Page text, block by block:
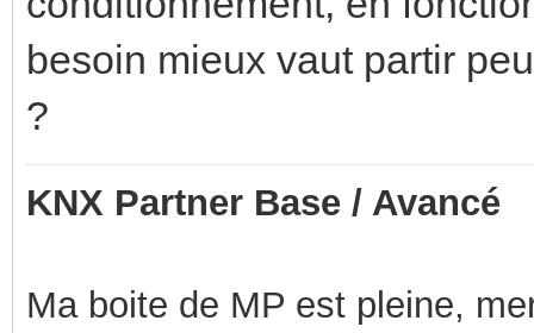
besoin mieux vaut partir
?
KNX Partner Base / Avancé
Ma boite de MP est pleine,